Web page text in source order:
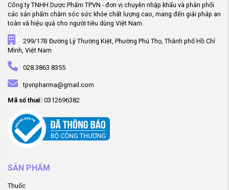
Công ty TNHH Dược Phẩm TPVN - đơn vị chuyên nhập khẩu và phân phối
các sản phẩm chăm sóc sức khỏe chất lượng cao, mang đến giải pháp an
toàn và hiệu quả cho người tiêu dùng Việt Nam.
299/17B Đường Lý Thường Kiệt, Phường Phú Thọ, Thành phố Hồ Chí
Minh, Việt Nam
028.3863.8355
tpvnpharma@gmail.com
Mã số thuế: 0312696382
SẢN PHẨM
Thuốc